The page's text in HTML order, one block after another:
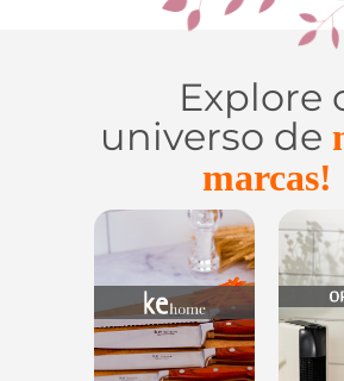
Explore
universo de
marcas!
Lar
Casa e